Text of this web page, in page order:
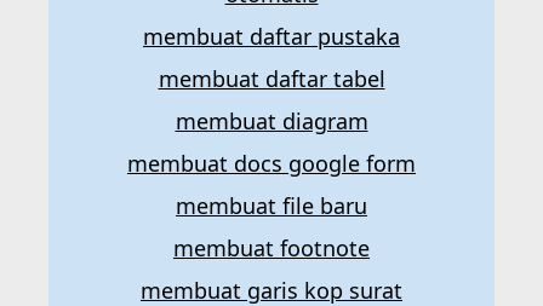
membuat daftar pustaka
membuat daftar tabel
membuat diagram
membuat docs google form
membuat file baru
membuat footnote
membuat garis kop surat